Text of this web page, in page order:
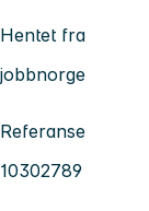
Hentet fra
jobbnorge
Referanse
10302789